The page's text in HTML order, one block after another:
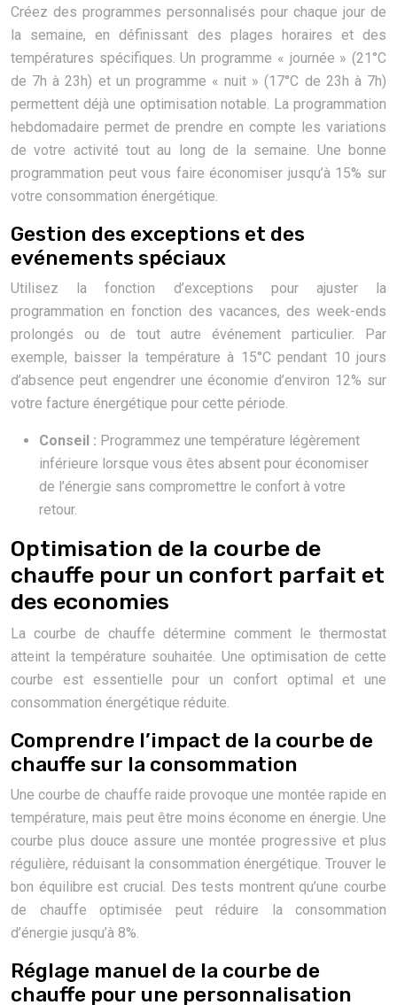
Créez des programmes personnalisés pour chaque jour de
la semaine, en définissant des plages horaires et des
températures spécifiques. Un programme « journée » (21°C
de 7h à 23h) et un programme « nuit » (17°C de 23h à 7h)
permettent déjà une optimisation notable. La programmation
hebdomadaire permet de prendre en compte les variations
de votre activité tout au long de la semaine. Une bonne
programmation peut vous faire économiser jusqu’à 15% sur
votre consommation énergétique.
Gestion des exceptions et des
evénements spéciaux
Utilisez la fonction d’exceptions pour ajuster la
programmation en fonction des vacances, des week-ends
prolongés ou de tout autre événement particulier. Par
exemple, baisser la température à 15°C pendant 10 jours
d’absence peut engendrer une économie d’environ 12% sur
votre facture énergétique pour cette période.
Conseil : Programmez une température légèrement
inférieure lorsque vous êtes absent pour économiser
de l’énergie sans compromettre le confort à votre
retour.
Optimisation de la courbe de
chauffe pour un confort parfait et
des economies
La courbe de chauffe détermine comment le thermostat
atteint la température souhaitée. Une optimisation de cette
courbe est essentielle pour un confort optimal et une
consommation énergétique réduite.
Comprendre l’impact de la courbe de
chauffe sur la consommation
Une courbe de chauffe raide provoque une montée rapide en
température, mais peut être moins économe en énergie. Une
courbe plus douce assure une montée progressive et plus
régulière, réduisant la consommation énergétique. Trouver le
bon équilibre est crucial. Des tests montrent qu’une courbe
de chauffe optimisée peut réduire la consommation
d’énergie jusqu’à 8%.
Réglage manuel de la courbe de
chauffe pour une personnalisation